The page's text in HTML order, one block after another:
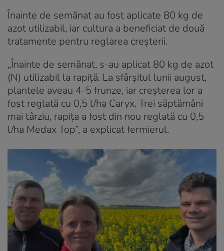
Înainte de semănat au fost aplicate 80 kg de
azot utilizabil, iar cultura a beneficiat de două
tratamente pentru reglarea creșterii.
„Înainte de semănat, s-au aplicat 80 kg de azot
(N) utilizabil la rapiță. La sfârșitul lunii august,
plantele aveau 4-5 frunze, iar creșterea lor a
fost reglată cu 0,5 l/ha Caryx. Trei săptămâni
mai târziu, rapița a fost din nou reglată cu 0,5
l/ha Medax Top”, a explicat fermierul.